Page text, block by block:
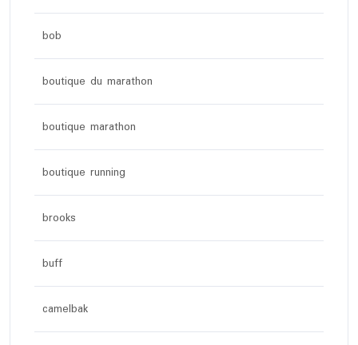
bob
boutique du marathon
boutique marathon
boutique running
brooks
buff
camelbak